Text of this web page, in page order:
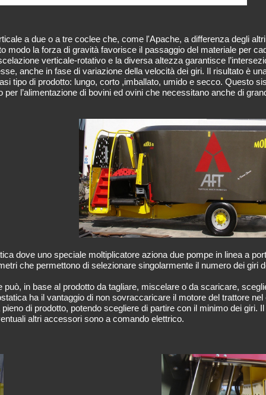
a due o a tre coclee che, come l'Apache, a differenza degli
modo la forza di gravità favorisce il passaggio del materiale per
verticale-rotativo e la diversa altezza garantisce
anche in fase di variazione della velocità dei giri. Il risultato è
tipo di prodotto: lungo, corto ,imballato, umido e secco. Questo
l’alimentazione di bovini ed ovini che necessitano anche di
dove uno speciale moltiplicatore aziona due pompe in linea a
che permettono di selezionare singolarmente il numero dei giri
può, in base al prodotto da tagliare, miscelare o da scaricare,
ha il vantaggio di non sovraccaricare il motore del trattore
di prodotto, potendo scegliere di partire con il minimo dei giri.
altri accessori sono a comando elettrico.